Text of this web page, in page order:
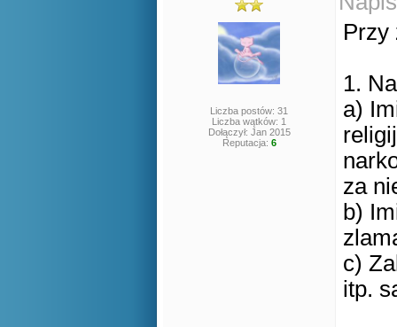
Liczba postów: 31
Liczba wątków: 1
Dołączył: Jan 2015
Reputacja: 6
Przy
1.
a)
za
b)
c)
itp.